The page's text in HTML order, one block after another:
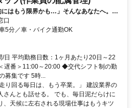
にはもう限界かも…」そんなあなたへ。そ
ィス」で活かしませんか？
口
5分／車・バイク通勤OK
日 平均勤務日数：1ヶ月あたり20日～22
遅番＞11:00～20:00 ◆交代シフト制の勤
募集です 5時...
り回る毎日は、もう卒業。」 建設業界の
さんとも話せる。 でも、毎日泥だらけに
、天候に左右される現場仕事はもうキツ